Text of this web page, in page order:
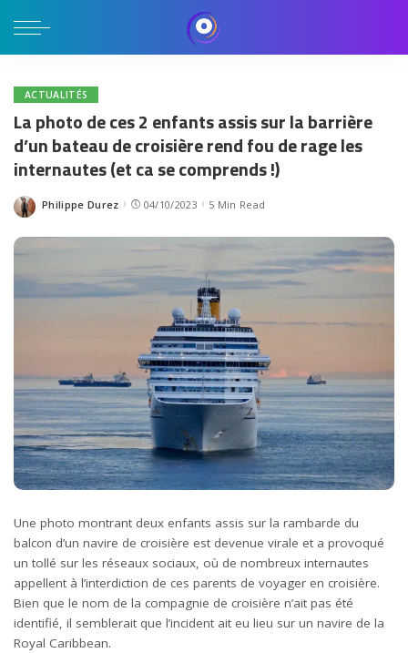
ACTUALITÉS
La photo de ces 2 enfants assis sur la barrière
d’un bateau de croisière rend fou de rage les
internautes (et ca se comprends !)
Posted
Philippe Durez 04/10/2023 5 Min Read
Une photo montrant deux enfants assis sur la rambarde du
balcon d’un navire de croisière est devenue virale et a provoqué
un tollé sur les réseaux sociaux, où de nombreux internautes
appellent à l’interdiction de ces parents de voyager en croisière.
Bien que le nom de la compagnie de croisière n’ait pas été
identifié, il semblerait que l’incident ait eu lieu sur un navire de la
Royal Caribbean.